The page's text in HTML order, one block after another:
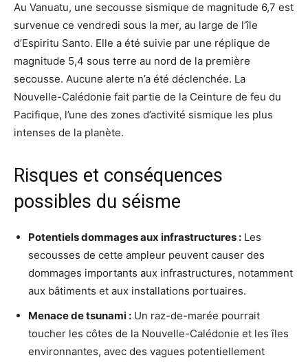
Au Vanuatu, une secousse sismique de magnitude 6,7 est
survenue ce vendredi sous la mer, au large de l’île
d’Espiritu Santo. Elle a été suivie par une réplique de
magnitude 5,4 sous terre au nord de la première
secousse. Aucune alerte n’a été déclenchée. La
Nouvelle-Calédonie fait partie de la Ceinture de feu du
Pacifique, l’une des zones d’activité sismique les plus
intenses de la planète.
Risques et conséquences
possibles du séisme
Potentiels dommages aux infrastructures : Les
secousses de cette ampleur peuvent causer des
dommages importants aux infrastructures, notamment
aux bâtiments et aux installations portuaires.
Menace de tsunami : Un raz-de-marée pourrait
toucher les côtes de la Nouvelle-Calédonie et les îles
environnantes, avec des vagues potentiellement